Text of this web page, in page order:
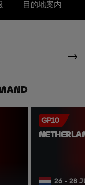
目的地案内
GP10
26 - 28